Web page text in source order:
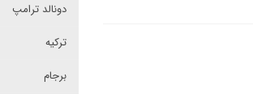
دونالد ترامپ
ترکیه
برجام